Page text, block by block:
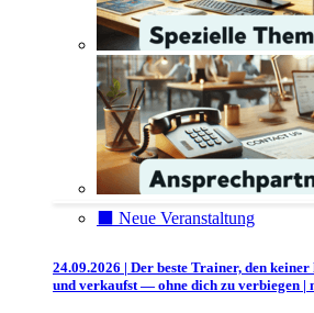
⬛️ Neue Veranstaltung
24.09.2026 | Der beste Trainer, den
und verkaufst — ohne dich zu verbiegen |